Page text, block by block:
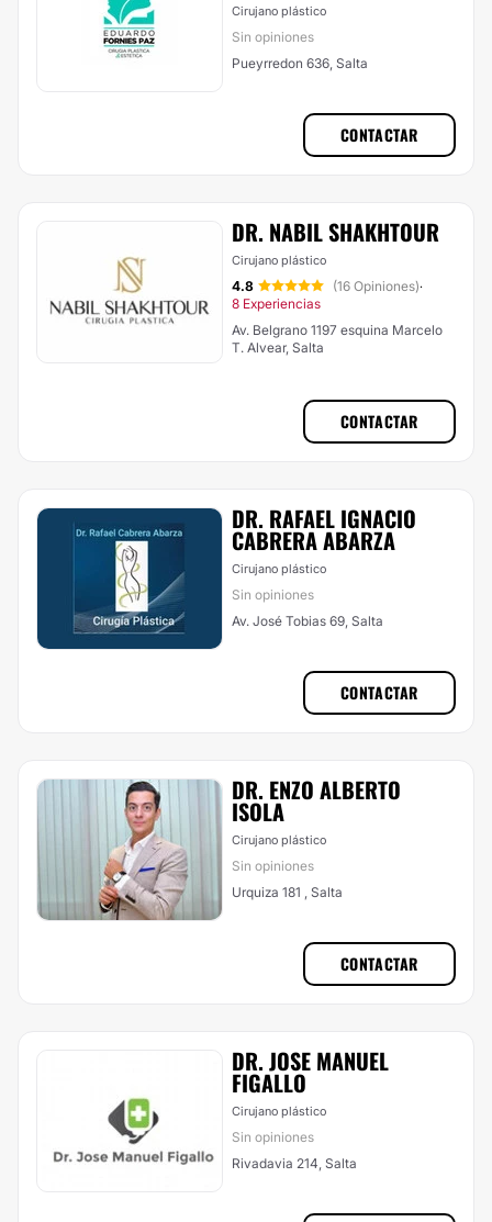
Cirujano plástico
Sin opiniones
Pueyrredon 636, Salta
CONTACTAR
DR. NABIL SHAKHTOUR
Cirujano plástico
4.8 (16 Opiniones)·
8 Experiencias
Av. Belgrano 1197 esquina Marcelo
T. Alvear, Salta
CONTACTAR
DR. RAFAEL IGNACIO
CABRERA ABARZA
Cirujano plástico
Sin opiniones
Av. José Tobias 69, Salta
CONTACTAR
DR. ENZO ALBERTO
ISOLA
Cirujano plástico
Sin opiniones
Urquiza 181 , Salta
CONTACTAR
DR. JOSE MANUEL
FIGALLO
Cirujano plástico
Sin opiniones
Rivadavia 214, Salta